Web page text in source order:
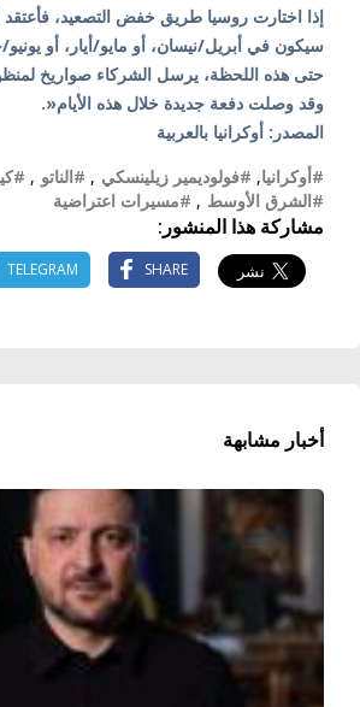
إذا اختارت روسيا طريق خفض التصعيد، فأعتقد
سيكون في أبريل/نيسان، أو مايو/أيار، أو
حتى هذه اللحظة، يرسل الشركاء صواريخ
وقد وصلت دفعة جديدة خلال هذه الأيام«.
المصدر: أوكرانيا بالعربية
#أوكرانيا, #فولوديمير زيلينسكي , #الناتو ,
#الشرق الأوسط , #مسيرات اعتراضية
مشاركة هذا المنشور:
SHARE
TELEGRAM
أخبار مشابهة